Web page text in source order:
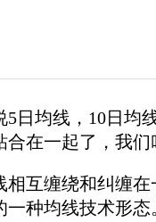
日均线，10日均
在一起了，我们
缠绕和纠缠在
种均线技术形态